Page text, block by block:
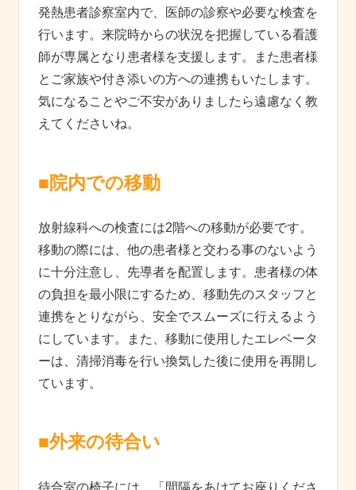
発熱患者診察室内で、医師の診察や必要な検査を
行います。来院時からの状況を把握している看護
師が専属となり患者様を支援します。また患者様
とご家族や付き添いの方への連携もいたします。
気になることやご不安がありましたら遠慮なく教
えてくださいね。
■院内での移動
放射線科への検査には2階への移動が必要です。
移動の際には、他の患者様と交わる事のないよう
に十分注意し、先導者を配置します。患者様の体
の負担を最小限にするため、移動先のスタッフと
連携をとりながら、安全でスムーズに行えるよう
にしています。また、移動に使用したエレベータ
ーは、清掃消毒を行い換気した後に使用を再開し
ています。
■外来の待合い
待合室の椅子には、「間隔をあけてお座りくださ